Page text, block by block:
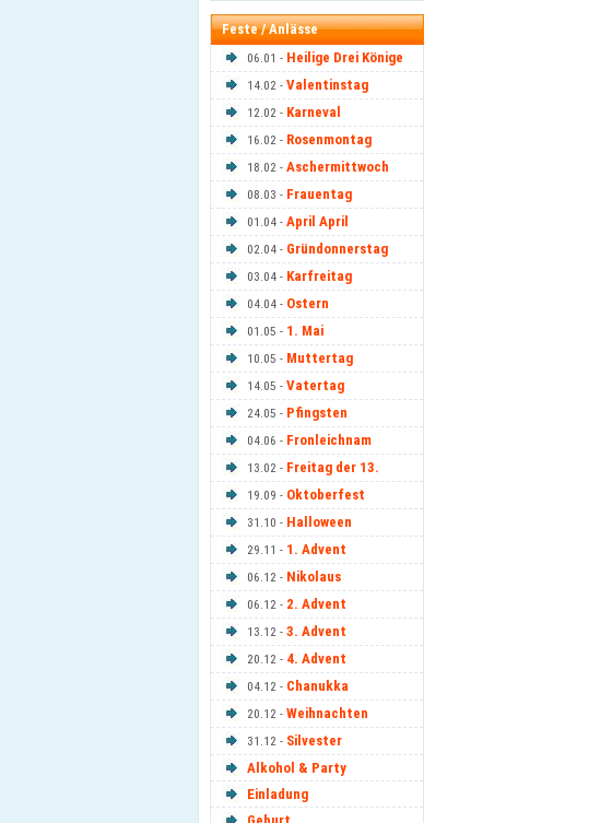
Feste / Anlässe
06.01 - Heilige Drei Könige
14.02 - Valentinstag
12.02 - Karneval
16.02 - Rosenmontag
18.02 - Aschermittwoch
08.03 - Frauentag
01.04 - April April
02.04 - Gründonnerstag
03.04 - Karfreitag
04.04 - Ostern
01.05 - 1. Mai
10.05 - Muttertag
14.05 - Vatertag
24.05 - Pfingsten
04.06 - Fronleichnam
13.02 - Freitag der 13.
19.09 - Oktoberfest
31.10 - Halloween
29.11 - 1. Advent
06.12 - Nikolaus
06.12 - 2. Advent
13.12 - 3. Advent
20.12 - 4. Advent
04.12 - Chanukka
20.12 - Weihnachten
31.12 - Silvester
Alkohol & Party
Einladung